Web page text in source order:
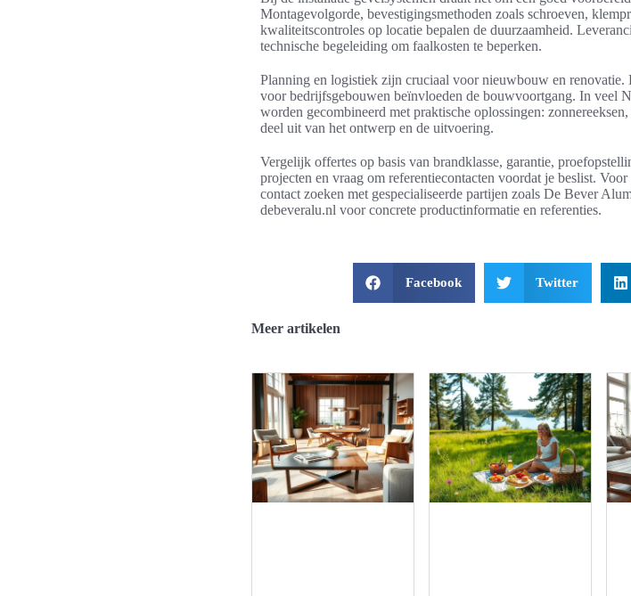
Montagevolgorde, bevestigingsmethoden zoals schroeven,
kwaliteitscontroles op locatie bepalen de duurzaamheid.
technische begeleiding om faalkosten te beperken.
Planning en logistiek zijn cruciaal voor nieuwbouw en renovatie.
voor bedrijfsgebouwen beïnvloeden de bouwvoortgang. In veel
worden gecombineerd met praktische oplossingen:
deel uit van het ontwerp en de uitvoering.
Vergelijk offertes op basis van brandklasse, garantie,
projecten en vraag om referentiecontacten voordat je beslist.
contact zoeken met gespecialiseerde partijen zoals De Bever
debeveralu.nl voor concrete productinformatie en referenties.
Facebook Twitter
Meer artikelen